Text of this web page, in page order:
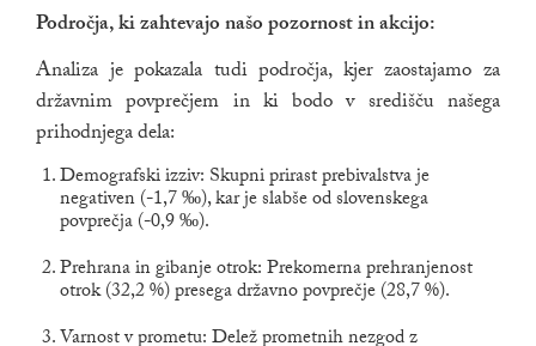
Področja, ki zahtevajo našo pozornost in akcijo:
Analiza je pokazala tudi področja, kjer zaostajamo za
državnim povprečjem in ki bodo v središču našega
prihodnjega dela:
Demografski izziv: Skupni prirast prebivalstva je
negativen (-1,7 ‰), kar je slabše od slovenskega
povprečja (-0,9 ‰).
Prehrana in gibanje otrok: Prekomerna prehranjenost
otrok (32,2 %) presega državno povprečje (28,7 %).